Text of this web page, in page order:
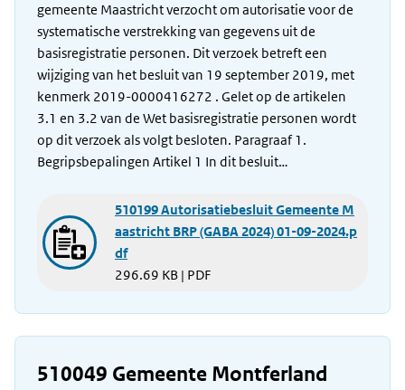
gemeente Maastricht verzocht om autorisatie voor de
systematische verstrekking van gegevens uit de
basisregistratie personen. Dit verzoek betreft een
wijziging van het besluit van 19 september 2019, met
kenmerk 2019-0000416272 . Gelet op de artikelen
3.1 en 3.2 van de Wet basisregistratie personen wordt
op dit verzoek als volgt besloten. Paragraaf 1.
Begripsbepalingen Artikel 1 In dit besluit…
510199 Autorisatiebesluit Gemeente M
aastricht BRP (GABA 2024) 01-09-2024.p
df
296.69 KB | PDF
510049 Gemeente Montferland